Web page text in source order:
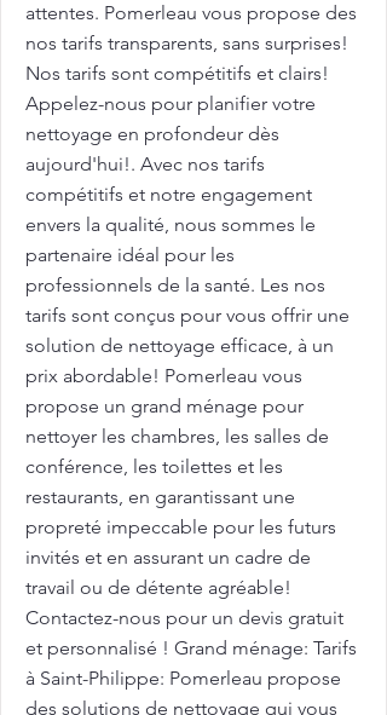
attentes. Pomerleau vous propose des
nos tarifs transparents, sans surprises!
Nos tarifs sont compétitifs et clairs!
Appelez-nous pour planifier votre
nettoyage en profondeur dès
aujourd'hui!. Avec nos tarifs
compétitifs et notre engagement
envers la qualité, nous sommes le
partenaire idéal pour les
professionnels de la santé. Les nos
tarifs sont conçus pour vous offrir une
solution de nettoyage efficace, à un
prix abordable! Pomerleau vous
propose un grand ménage pour
nettoyer les chambres, les salles de
conférence, les toilettes et les
restaurants, en garantissant une
propreté impeccable pour les futurs
invités et en assurant un cadre de
travail ou de détente agréable!
Contactez-nous pour un devis gratuit
et personnalisé ! Grand ménage: Tarifs
à Saint-Philippe: Pomerleau propose
des solutions de nettoyage qui vous